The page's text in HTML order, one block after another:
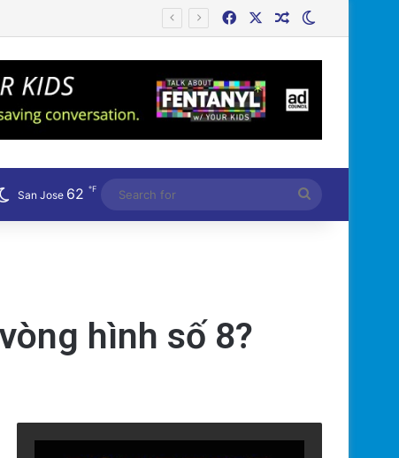
FacebookRandom Article
San Jose 62 ℉
for
hình số 8?